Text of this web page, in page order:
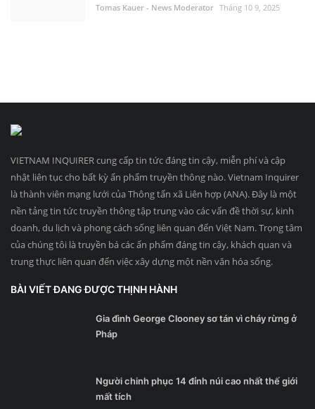
Tomas Kauer - News Moderator Tháng 10 9, 2025
VIETNAM INQUIRER cung cấp tin tức đáng tin cậy, miễn phí và cập
nhật liên tục cho bất kỳ ấn phẩm truyền thông nào. Vietnam Inquirer
là thành viên mạng lưới của Thông tấn xã Liên hợp (ANA). Đây là một
nền tảng tin tức truyền thông tập trung vào các vấn đề thời sự, kinh
doanh, du lịch và phong cách sống liên quan đến Việt Nam. Trọng tâm
của chúng tôi là truyền bá các ấn phẩm đáng tin cậy, khách quan và
trung thực liên quan đến việc xây dựng một nền văn hóa sống.
BÀI VIẾT ĐANG ĐƯỢC THỊNH HÀNH
Gia đình George Clooney sơ tán vì cháy rừng ở
Pháp
Người chinh phục 14 đỉnh núi cao nhất thế giới
mất tích